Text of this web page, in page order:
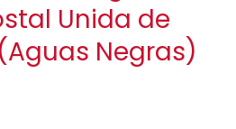
Unida de
Negras)